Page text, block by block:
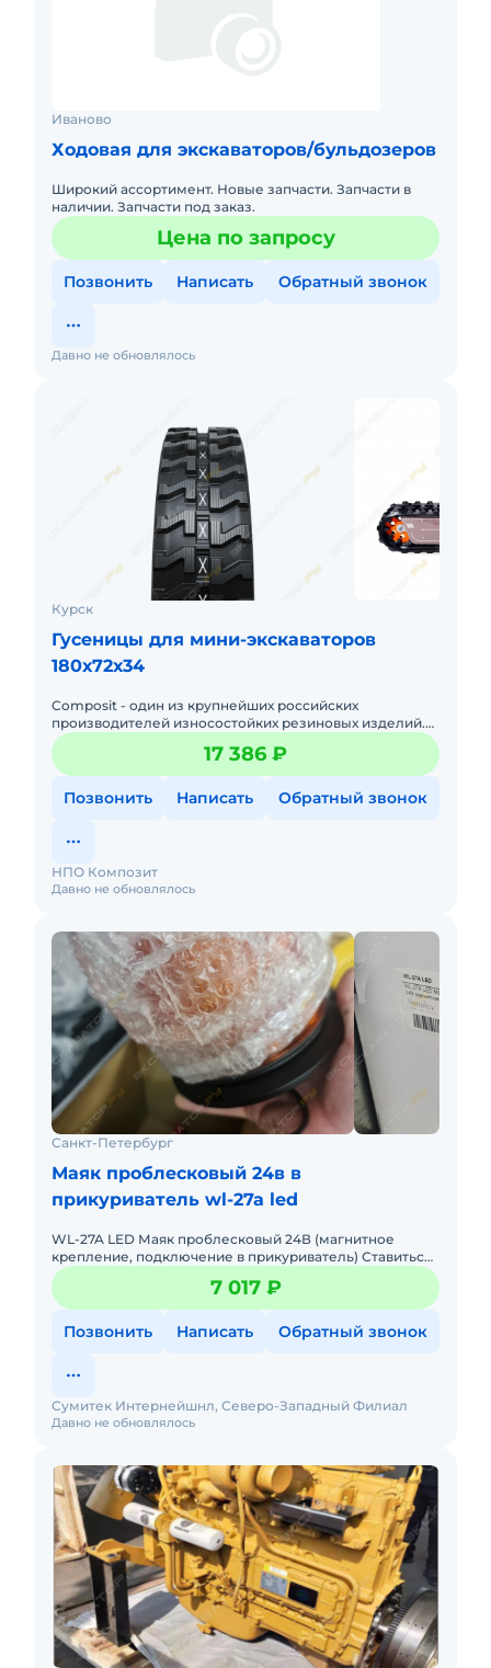
Иваново
Ходовая для экскаваторов/бульдозеров
Широкий ассортимент. Новые запчасти. Запчасти в
наличии. Запчасти под заказ.
Цена по запросу
Позвонить Написать Обратный звонок
Давно не обновлялось
Курск
Гусеницы для мини-экскаваторов
180х72х34
Composit - один из крупнейших российских
производителей износостойких резиновых изделий.
Научно-Производственное Объединение «Композит»
осуществляет свою деяте17 386 ₽
Позвонить Написать Обратный звонок
Давно не обновлялось
НПО Композит
Санкт-Петербург
Маяк проблесковый 24в в
прикуриватель wl-27a led
WL-27A LED Маяк проблесковый 24В (магнитное
крепление, подключение в прикуриватель) Ставиться
на любую спецтехнику
7 017 ₽
Позвонить Написать Обратный звонок
Давно не обновлялось
Сумитек Интернейшнл, Северо-Западный Филиал